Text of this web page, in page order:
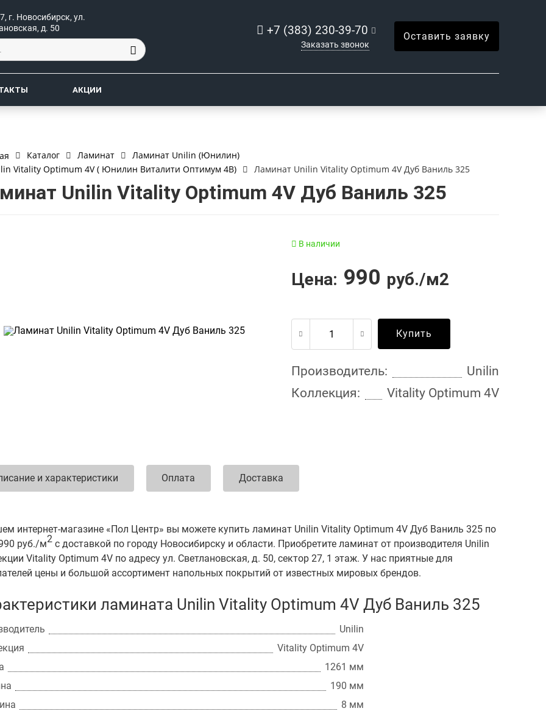
г. Новосибирск, ул.
д. 50
+7 (383) 230-39-70
Заказать звонок
Оставить заявку
АКЦИИ
Каталог Ламинат
Ламинат Unilin (Юнилин)
Vitality Optimum 4V ( Юнилин Виталити Оптимум 4В)
Ламинат Unilin Vitality Optimum 4V Дуб Ваниль 325
Unilin Vitality Optimum 4V Дуб Ваниль 325
В наличии
Цена: 990 руб./м2
Купить
Производитель:
Unilin
Коллекция:
Vitality Optimum 4V
и характеристики Оплата Доставка
интернет-магазине «Пол Центр» вы можете купить ламинат Unilin Vitality Optimum 4V Дуб Ваниль 325 по
руб./м2 с доставкой по городу Новосибирску и области. Приобретите ламинат от производителя Unilin
Vitality Optimum 4V по адресу ул. Светлановская, д. 50, сектор 27, 1 этаж. У нас приятные для
цены и большой ассортимент напольных покрытий от известных мировых брендов.
ламината Unilin Vitality Optimum 4V Дуб Ваниль 325
Unilin
Vitality Optimum 4V
1261 мм
190 мм
8 мм